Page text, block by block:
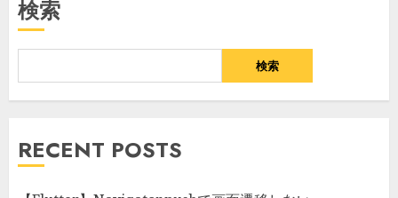
検索
検索
RECENT POSTS